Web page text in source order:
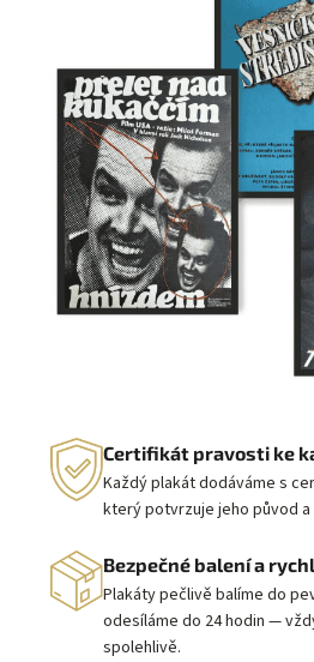
Certifikát pravosti ke
Každý plakát dodáváme s
který potvrzuje jeho původ
Bezpečné balení a
Plakáty pečlivě balíme do
odesíláme do 24 hodin —
spolehlivě.